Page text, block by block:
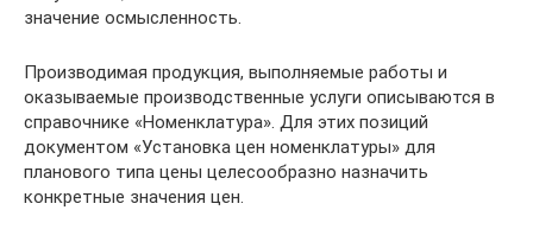
значение осмысленность.
Производимая продукция, выполняемые работы и
оказываемые производственные услуги описываются в
справочнике «Номенклатура». Для этих позиций
документом «Установка цен номенклатуры» для
планового типа цены целесообразно назначить
конкретные значения цен.